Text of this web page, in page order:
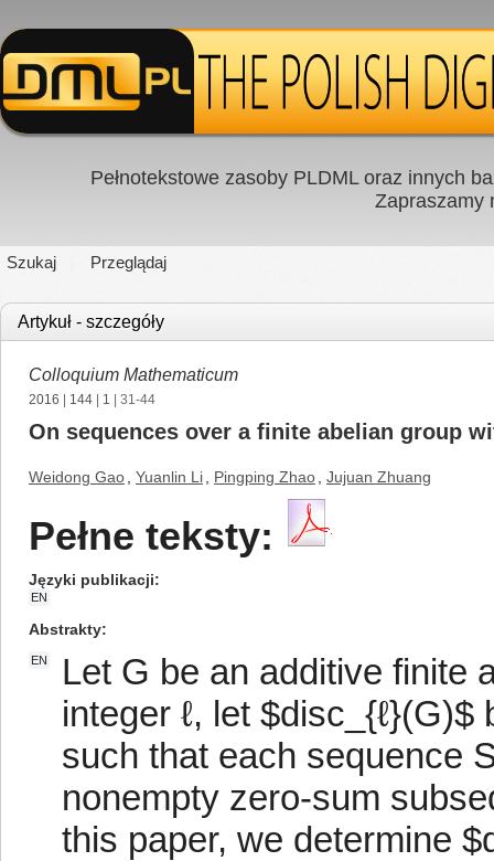
Pełnotekstowe zasoby PLDML oraz innych
Zapraszamy
Szukaj Przeglądaj
Artykuł - szczegóły
Colloquium Mathematicum
2016 144 1 | 31-44
On sequences over a finite abelian group
Weidong Gao Yuanlin Li Pingping Zhao Jujuan Zhuang
Pełne teksty:
Języki publikacji
EN
Abstrakty
EN
Let G be an additive finite
integer ℓ, let
such that each sequence
nonempty zero-sum
this paper, we determine